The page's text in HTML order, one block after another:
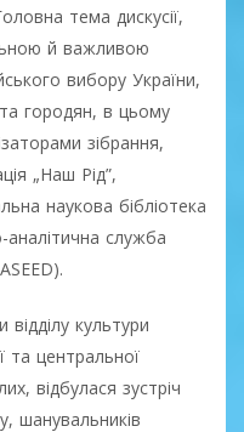
тема дискусії,
й важливою
вибору України,
городян, в цьому
зібрання,
„Наш Рід”,
наукова бібліотека
служба
відділу культури
та центральної
відбулася зустріч
шанувальників